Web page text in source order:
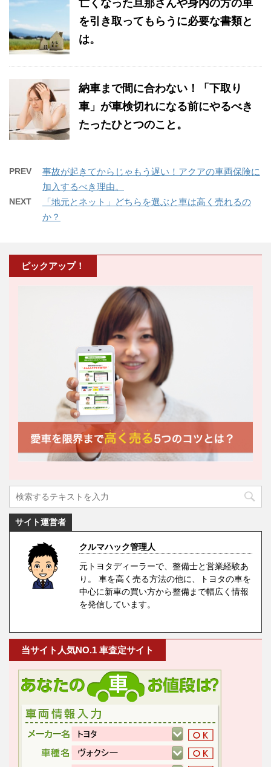
亡くなった旦那さんや身内の方の車
を引き取ってもらうに必要な書類と
は。
納車まで間に合わない！「下取り
車」が車検切れになる前にやるべき
たったひとつのこと。
PREV
事故が起きてからじゃもう遅い！アクアの車両保険に
加入するべき理由。
NEXT
「地元とネット」どちらを選ぶと車は高く売れるの
か？
ピックアップ！
サイト運営者
クルマハック管理人
元トヨタディーラーで、整備士と営業経験あ
り。 車を高く売る方法の他に、トヨタの車を
中心に新車の買い方から整備まで幅広く情報
を発信しています。
当サイト人気NO.1 車査定サイト